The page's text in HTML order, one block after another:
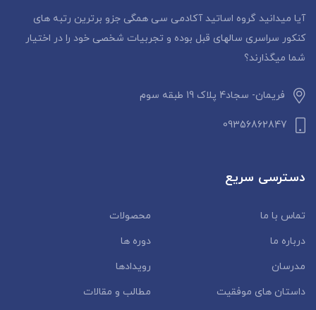
آیا میدانید گروه اساتید آکادمی سی همگی جزو برترین رتبه های
کنکور سراسری سالهای قبل بوده و تجربیات شخصی خود را در اختیار
شما میگذارند؟
فریمان- سجاد4 پلاک 19 طبقه سوم
09356862847
دسترسی سریع
تماس با ما
محصولات
درباره ما
دوره ها
مدرسان
رویدادها
داستان‌ های موفقیت
مطالب و مقالات